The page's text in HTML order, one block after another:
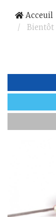
Acceuil
Bientôt